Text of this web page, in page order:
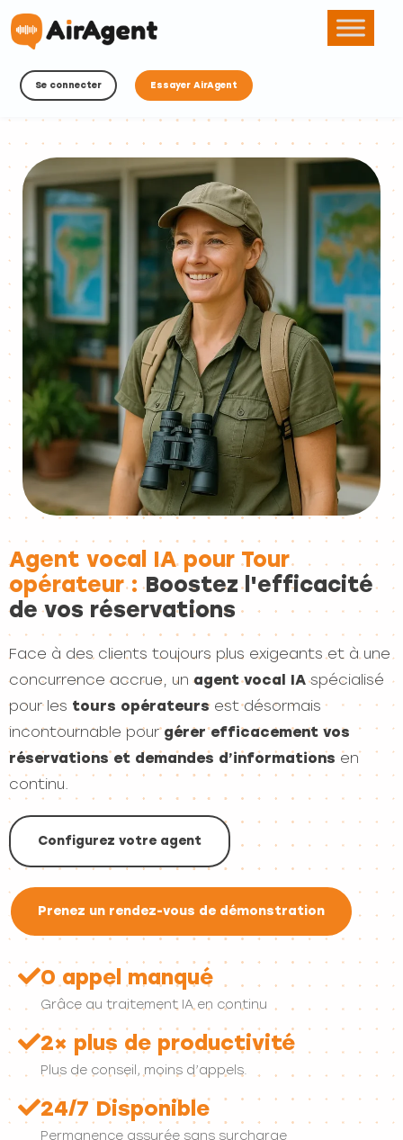
Se connecter Essayer AirAgent
Agent vocal IA pour Tour
opérateur :Boostez l'efficacité
de vos réservations
Face à des clients toujours plus exigeants et à une
concurrence accrue, unagent vocal IAspécialisé
pour les tours opérateursest désormais
incontournable pourgérer efficacement vos
réservations et demandes d’informations en
continu.
Configurez votre agent
Prenez un rendez-vous de démonstration
0 appel manqué
Grâce au traitement IA en continu
2× plus de productivité
Plus de conseil, moins d’appels.
24/7 Disponible
Permanence assurée sans surcharge